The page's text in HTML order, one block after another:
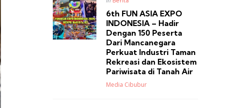
in
6th FUN ASIA EXPO
INDONESIA – Hadir
Dengan 150 Peserta
Dari Mancanegara
Perkuat Industri Taman
Rekreasi dan Ekosistem
Pariwisata di Tanah Air
Posted
Media Cibubur